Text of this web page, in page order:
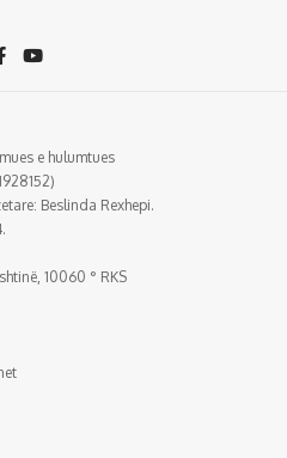
e hulumtues
Beslinda Rexhepi.
10060 ° RKS